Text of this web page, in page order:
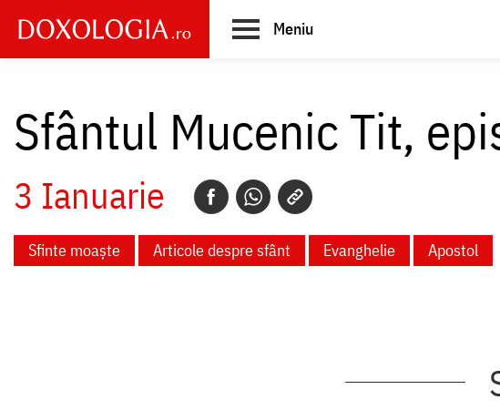
main
Meniu
Sfântul Mucenic Tit,
3 Ianuarie
Sfinte moaște Articole despre sfânt Evanghelie Apostol